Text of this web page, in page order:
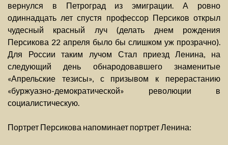
вернулся в Петроград из эмиграции. А ровно
одиннадцать лет спустя профессор Персиков открыл
чудесный красный луч (делать днем рождения
Персикова 22 апреля было бы слишком уж прозрачно).
Для России таким лучом Стал приезд Ленина, на
следующий день обнародовавшего знаменитые
«Апрельские тезисы», с призывом к перерастанию
«буржуазно-демократической» революции в
социалистическую.
Портрет Персикова напоминает портрет Ленина: